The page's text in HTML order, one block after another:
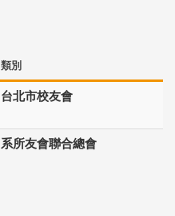
類別
台北市校友會
系所友會聯合總會